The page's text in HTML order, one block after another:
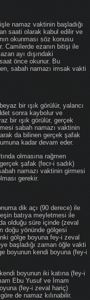
namaz vaktinin başladığı
saati olarak kabul edilir ve
okunması söz konusu
Camilerde ezanın bitişi ile
ayı dışındaki
önce okunur. Bu
sabah namazı imsak vakti
bir ışık görülür, yalancı
sonra kaybolur ve
bir ışık görülür, gerçek
sabah namazı vaktinin
da bilinen gerçek şafak
kadar devam eder.
olmasına rağmen
şafak (fecr-i sadık)
namazı vaktinin girmesi
gerekir.
dik açı (90 derece) ile
batıya meyletmesi ile
olduğu süre içinde (zeval
doğu yönünde gölgesi
gölge boyuna fey-i zeval
başladığı zaman öğle vakti
boyunun kendi boyuna (fey-i
boyunun iki katına (fey-i
Ebu Yusuf ve İmam
(fey-i zeval hariç)
de namaz kılınabilir.